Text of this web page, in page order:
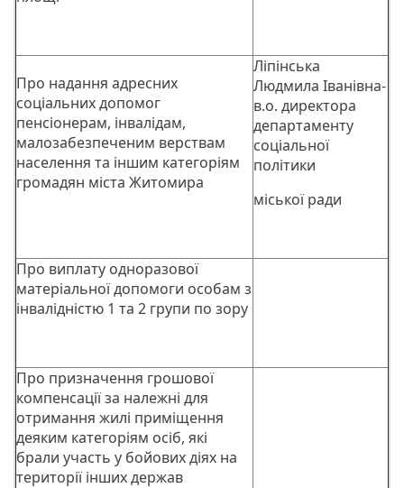
Про надання адресних
соціальних допомог
пенсіонерам, інвалідам,
малозабезпеченим верствам
населення та іншим категоріям
громадян міста Житомира
Ліпінська
Людмила Іванівна-
в.о. директора
департаменту
соціальної
політики
міської ради
Про виплату одноразової
матеріальної допомоги особам з
інвалідністю 1 та 2 групи по зору
Про призначення грошової
компенсації за належні для
отримання жилі приміщення
деяким категоріям осіб, які
брали участь у бойових діях на
території інших держав